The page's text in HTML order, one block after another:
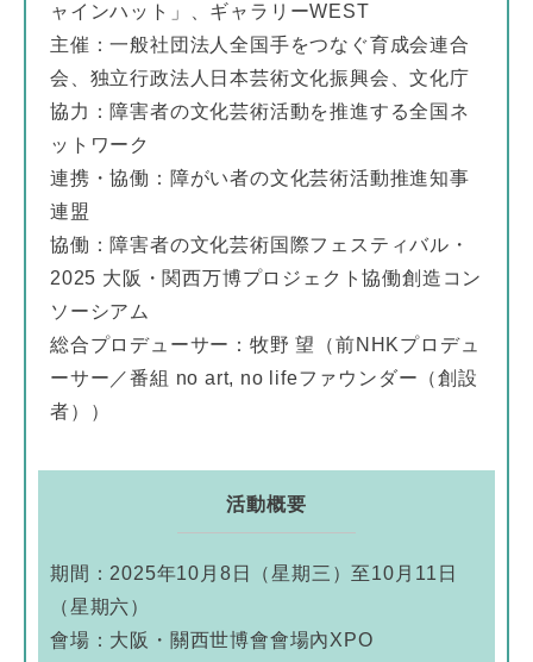
ャインハット」、ギャラリーWEST
主催：一般社団法人全国手をつなぐ育成会連合
会、独立行政法人日本芸術文化振興会、文化庁
協力：障害者の文化芸術活動を推進する全国ネ
ットワーク
連携・協働：障がい者の文化芸術活動推進知事
連盟
協働：障害者の文化芸術国際フェスティバル・
2025 大阪・関西万博プロジェクト協働創造コン
ソーシアム
総合プロデューサー：牧野 望（前NHKプロデュ
ーサー／番組 no art, no lifeファウンダー（創設
者））
活動概要
期間：2025年10月8日（星期三）至10月11日
（星期六）
會場：大阪・關西世博會會場內XPO